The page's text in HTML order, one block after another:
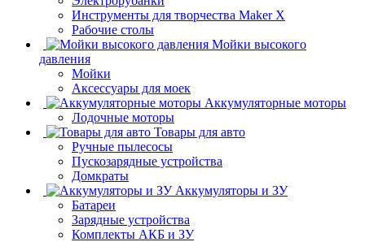
Инструменты для творчества Maker X
Рабочие столы
Мойки высокого
давления
Мойки
Аксессуары для моек
Аккумуляторные моторы
Лодочные моторы
Товары для авто
Ручные пылесосы
Пускозарядные устройства
Домкраты
Аккумуляторы и ЗУ
Батареи
Зарядные устройства
Комплекты АКБ и ЗУ